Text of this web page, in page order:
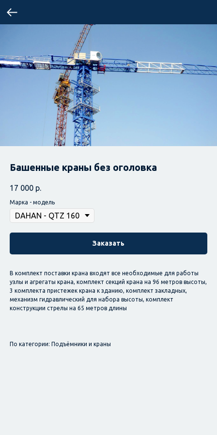
Башенные краны без оголовка
17 000 р.
Марка - модель
Заказать
В комплект поставки крана входят все необходимые для работы
узлы и агрегаты крана, комплект секций крана на 96 метров высоты,
3 комплекта пристежек крана к зданию, комплект закладных,
механизм гидравлический для набора высоты, комплект
конструкции стрелы на 65 метров длины
По категории: Подъёмники и краны